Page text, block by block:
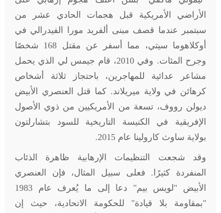
الأراضي الأمريكية قبل هجمات الحادي عشر من
سبتمبر عندما قصف مبنى ألفريد مورا الفيدرالي في
أوكلاهوما سيتي، مما أسفر عن مقتل 168 شخصًا
وجرح المئات. وفي 2010، قام جيمس لي الذي يحمل
مشاعر عدائية للمهاجرين، باحتجاز ثلاثة أشخاص
كرهائن في ولاية ميريلاند. كما قتل العنصري الأبيض
ديولن رووف، تسعة من الأمريكيين من ذوي الأصول
الإفريقية في الكنيسة التاريخية للسود بتشارلتون
بولاية ساوث كارولينا عام 2015
.
وقد شجعت التنظيمات الإرهابية ظاهرة الذئاب
المنفردة كثيرًا. فعلى سبيل المثال، فإن العنصري
الأبيض "لويس بيم" دعا إلى ما يُعرف عام 1983
"بمقاومة بلا قيادة" للحكومة الاتحادية، حيث إن